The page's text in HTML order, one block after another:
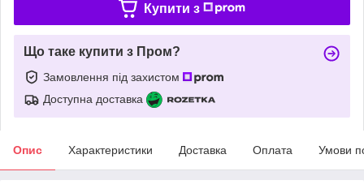
Купити з
Що таке купити з Пром?
Замовлення під захистом
Доступна доставка
Опис Характеристики Доставка Оплата Умови